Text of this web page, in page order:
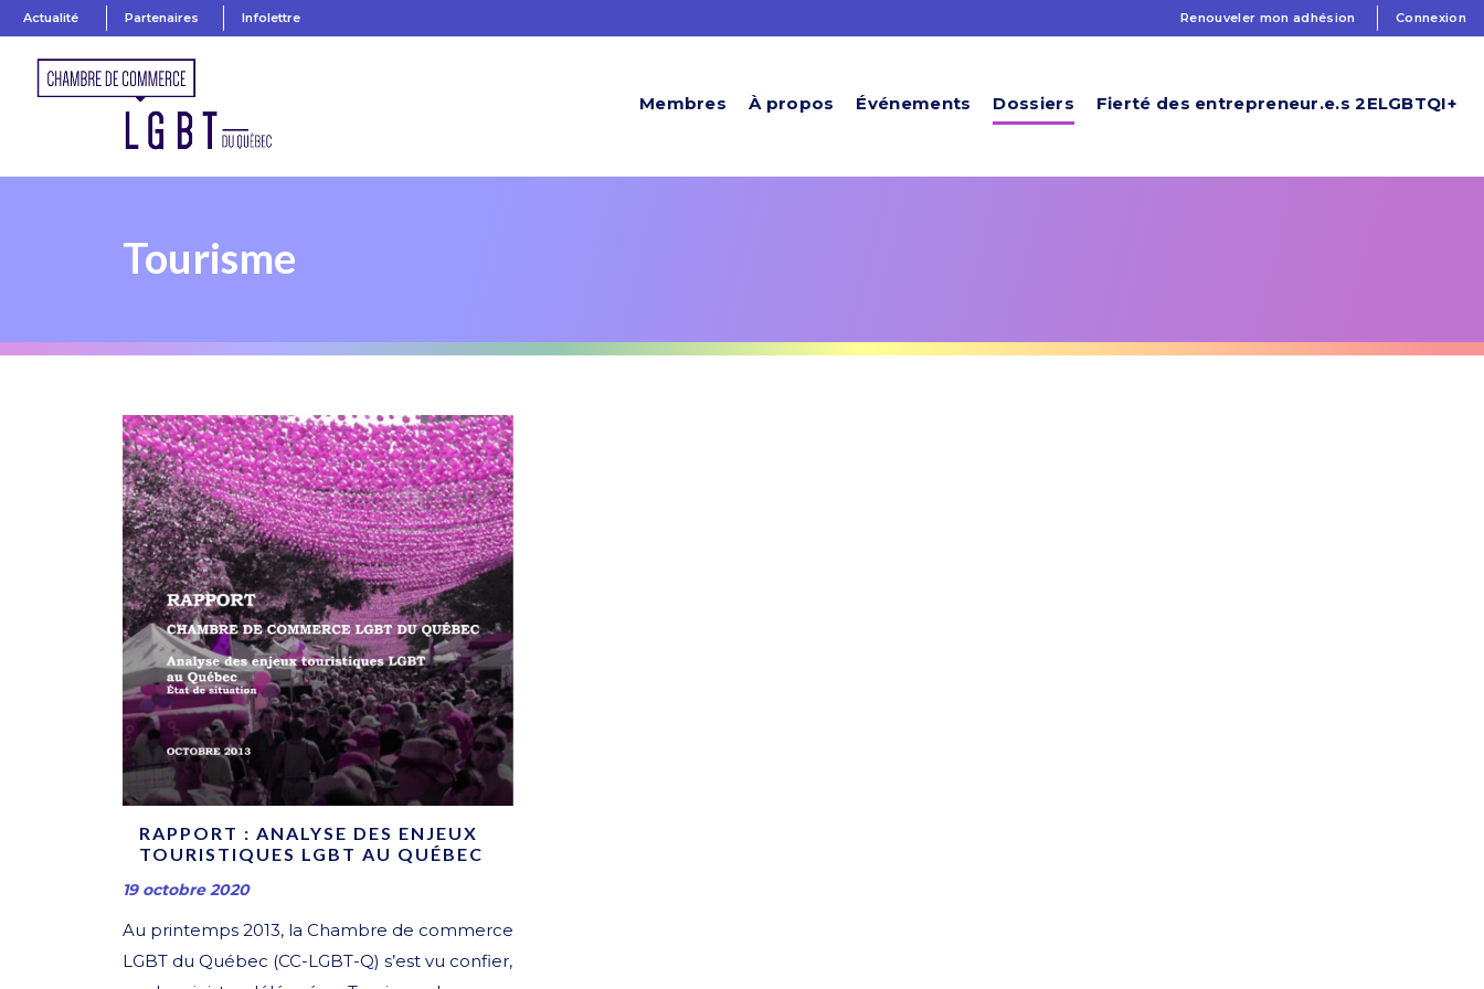
Actualité Partenaires Infolettre Renouveler mon adhésion Connexion
Membres À propos Événements Dossiers Fierté des entrepreneur.e.s 2ELGBTQI+
Tourisme
RAPPORT : ANALYSE DES ENJEUX
TOURISTIQUES LGBT AU QUÉBEC
19 octobre 2020
Au printemps 2013, la Chambre de commerce
LGBT du Québec (CC-LGBT-Q) s’est vu confier,